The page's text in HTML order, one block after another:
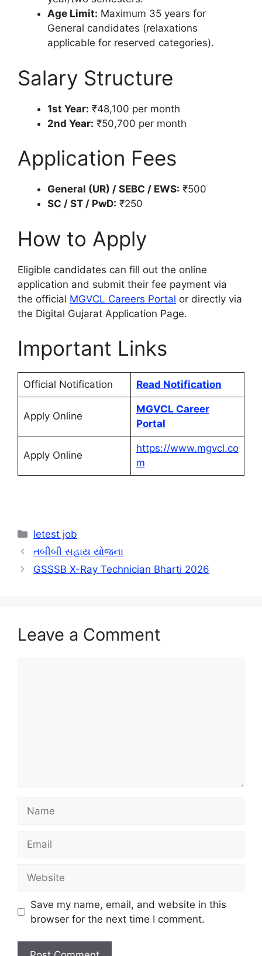
Age Limit: Maximum 35 years for
General candidates (relaxations
applicable for reserved categories).
Salary Structure
1st Year: ₹48,100 per month
2nd Year: ₹50,700 per month
Application Fees
General (UR) / SEBC / EWS: ₹500
SC / ST / PwD: ₹250
How to Apply
Eligible candidates can fill out the online
application and submit their fee payment via
the official MGVCL Careers Portal or directly via
the Digital Gujarat Application Page.
Important Links
Official Notification Read Notification
Apply Online
MGVCL Career
Portal
Apply Online
https://www.mgvcl.co
m
Categories
letest job
તબીબી સહાય યોજના
GSSSB X-Ray Technician Bharti 2026
Leave a Comment
Save my name, email, and website in this
browser for the next time I comment.